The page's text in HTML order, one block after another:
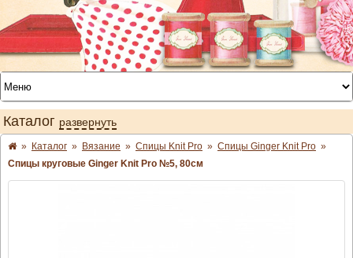
Каталог развернуть
» Каталог » Вязание » Спицы Knit Pro » Спицы Ginger Knit Pro »
Спицы круговые Ginger Knit Pro №5, 80см